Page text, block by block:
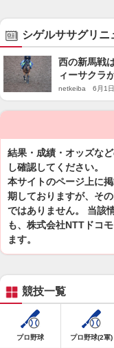
シゲルササグリニ
西の新馬戦
ィーサクラ
netkeiba 6月1
結果・成績・オッズな
し確認してください。
本サイトのページ上に
期しておりますが、そ
ではありません。 当該
も、株式会社NTTドコ
ます。
競技一覧
プロ野球 プロ野球(2軍)